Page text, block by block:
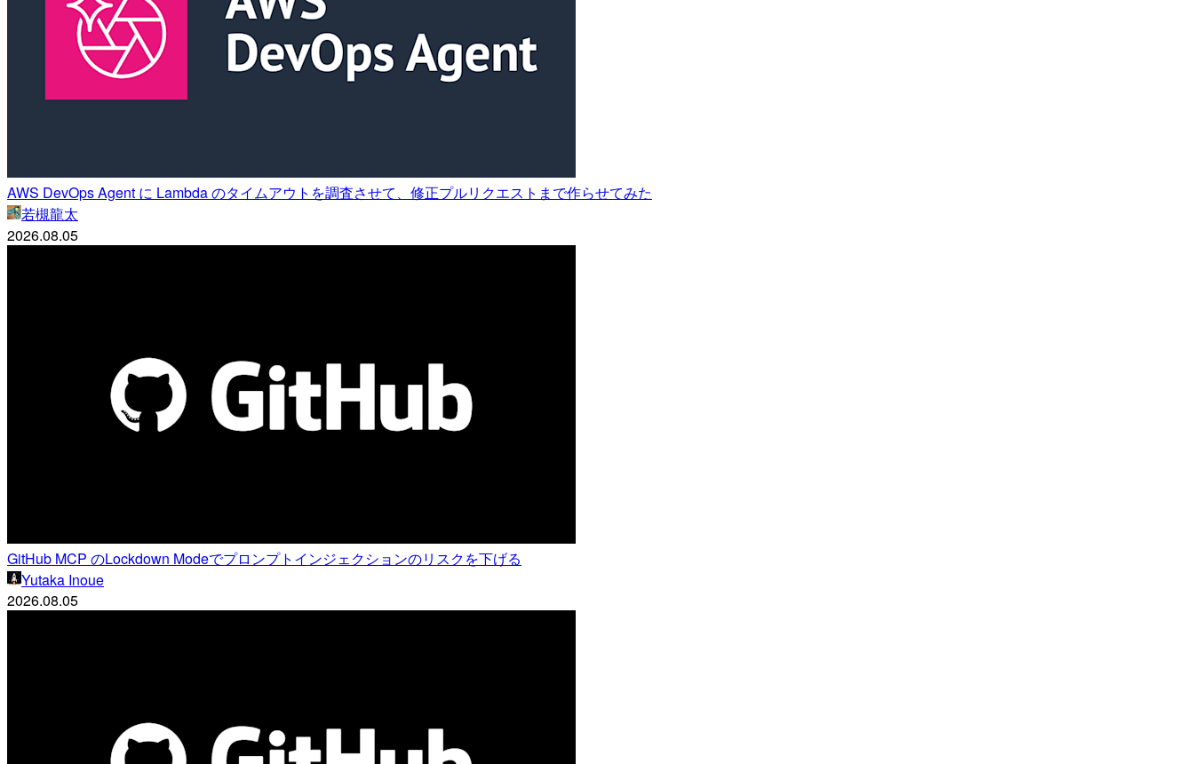
AWS DevOps Agent に Lambda のタイムアウトを調査させて、修正プルリクエストまで作らせてみた
若槻龍太
2026.08.05
GitHub MCP のLockdown Modeでプロンプトインジェクションのリスクを下げる
Yutaka Inoue
2026.08.05